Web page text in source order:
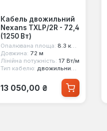
Кабель двожильний
Nexans TXLP/2R - 72,4
(1250 Вт)
Опалювана площа: 8.3 кв.м
Довжина: 72 м
Лінійна потужність: 17 Вт/м
Тип кабелю: двожильний екранований
Звичайна ціна:
13 050,00 ₴